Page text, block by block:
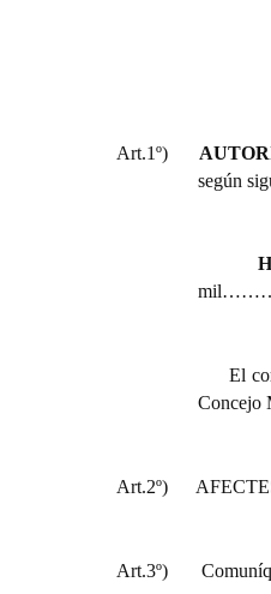
Art.1º)
según
El
Concejo
Art.2º)
Art.3º)